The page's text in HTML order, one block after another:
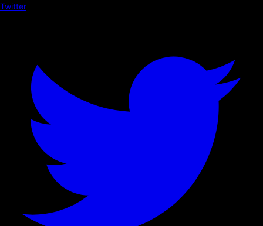
Twitter